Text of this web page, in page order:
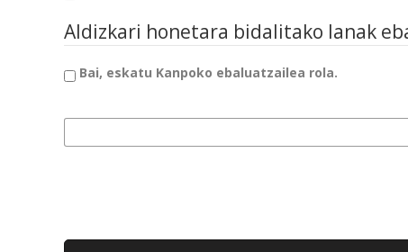
Aldizkari honetara bidalitako lanak
Bai, eskatu Kanpoko ebaluatzailea rola.